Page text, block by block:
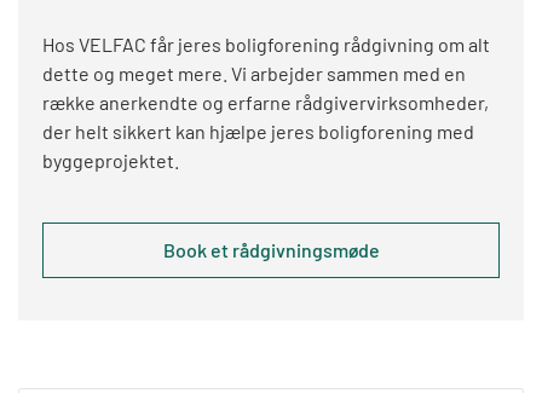
Hos VELFAC får jeres boligforening rådgivning om alt
dette og meget mere. Vi arbejder sammen med en
række anerkendte og erfarne rådgivervirksomheder,
der helt sikkert kan hjælpe jeres boligforening med
byggeprojektet.
Book et rådgivningsmøde